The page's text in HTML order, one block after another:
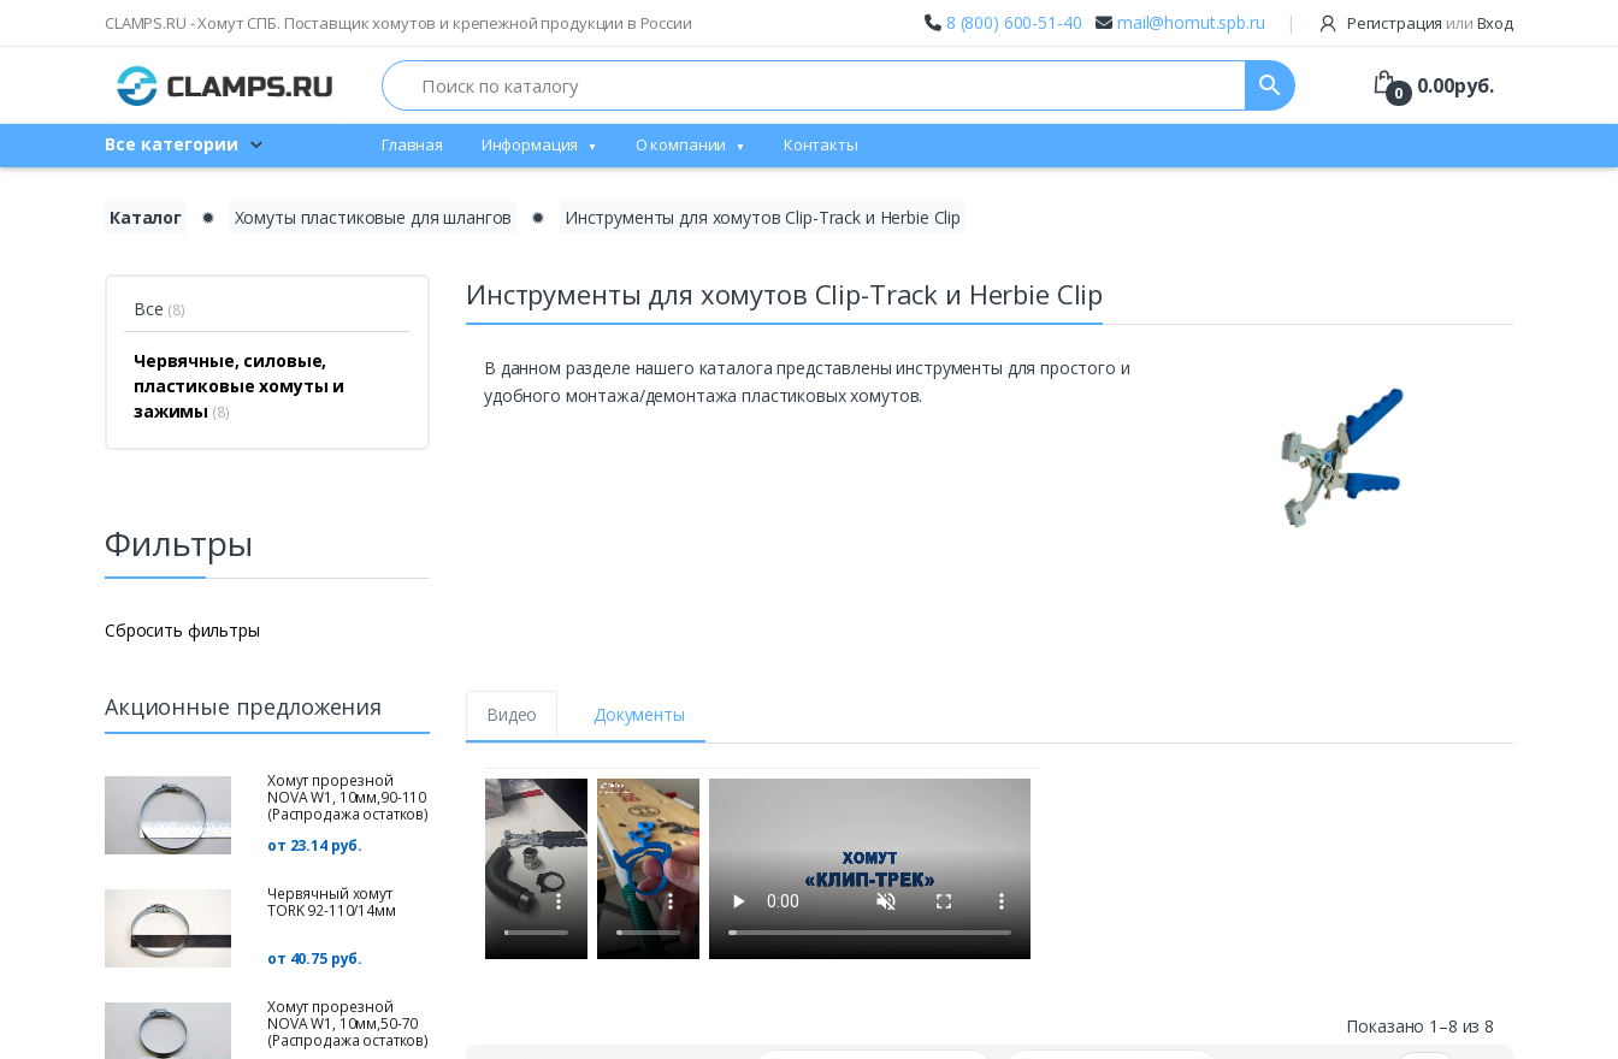
CLAMPS.RU - Хомут СПБ. Поставщик хомутов и крепежной продукции в России 8 (800) 600-51-40 mail@homut.spb.ru Регистрация или Вход
Search search 0 0.00руб.
Все категории Главная Информация О компании Контакты
Каталог ✹ Хомуты пластиковые для шлангов ✹ Инструменты для хомутов Clip-Track и Herbie Clip
Все (8)
Червячные, силовые,
пластиковые хомуты и
зажимы (8)
Фильтры
Сбросить фильтры
Акционные предложения
Хомут прорезной
NOVA W1, 10мм,90-110
(Распродажа остатков)
от 23.14 руб.
Червячный хомут
TORK 92-110/14мм
от 40.75 руб.
Хомут прорезной
NOVA W1, 10мм,50-70
(Распродажа остатков)
Инструменты для хомутов Clip-Track и Herbie Clip
В данном разделе нашего каталога представлены инструменты для простого и
удобного монтажа/демонтажа пластиковых хомутов.
Видео Документы
Показано 1–8 из 8